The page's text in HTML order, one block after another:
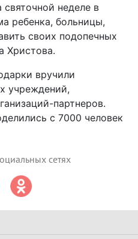
неделе в
ребенка, больницы,
своих подопечных
Христова.
вручили
учреждений,
партнеров.
с 7000 человек
сетях